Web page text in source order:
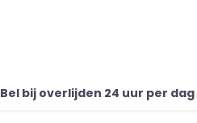
Bel bij overlijden 24 uur per dag